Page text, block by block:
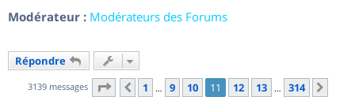
Modérateur : Modérateurs des Forums
Répondre
3139 messages Page 11 sur314
Précédent
1 … 9 10 11 12 13 … 314